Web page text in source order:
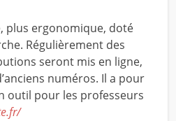
plus ergonomique, doté
Régulièrement des
seront mis en ligne,
numéros. Il a pour
outil pour les professeurs